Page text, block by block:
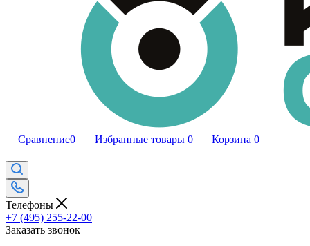
Сравнение0 Избранные товары 0 Корзина 0
Телефоны
+7 (495) 255-22-00
Заказать звонок